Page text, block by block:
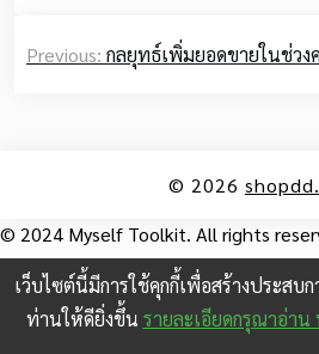
navigation
Previous: กลยุทธ์เพิ่มยอดขายในช่วง
© 2026
© 2024 Myself Toolkit. All rights
เว็บไซต์นี้มีการใช้คุกกี้เพื่อสร้างประสบ
ท่านให้ดียิ่งขึ้น รายละเอียดกรุณาอ่าน